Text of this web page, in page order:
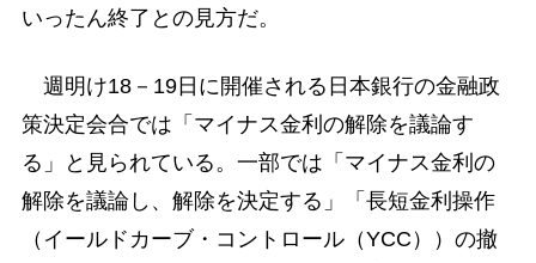
いったん終了との見方だ。
週明け18－19日に開催される日本銀行の金融政
策決定会合では「マイナス金利の解除を議論す
る」と見られている。一部では「マイナス金利の
解除を議論し、解除を決定する」「長短金利操作
（イールドカーブ・コントロール（YCC））の撤